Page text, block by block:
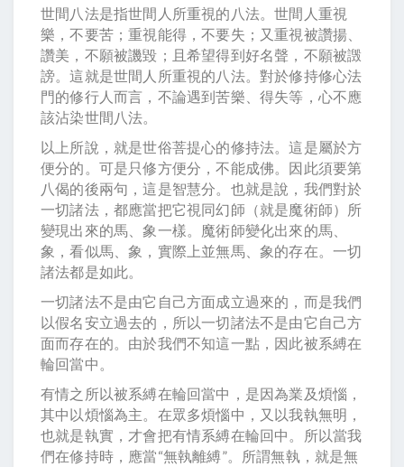
世間八法是指世間人所重視的八法。世間人重視
樂，不要苦；重視能得，不要失；又重視被讚揚、
讚美，不願被譏毀；且希望得到好名聲，不願被譭
謗。這就是世間人所重視的八法。對於修持修心法
門的修行人而言，不論遇到苦樂、得失等，心不應
該沾染世間八法。
以上所說，就是世俗菩提心的修持法。這是屬於方
便分的。可是只修方便分，不能成佛。因此須要第
八偈的後兩句，這是智慧分。也就是說，我們對於
一切諸法，都應當把它視同幻師（就是魔術師）所
變現出來的馬、象一樣。魔術師變化出來的馬、
象，看似馬、象，實際上並無馬、象的存在。一切
諸法都是如此。
一切諸法不是由它自己方面成立過來的，而是我們
以假名安立過去的，所以一切諸法不是由它自己方
面而存在的。由於我們不知這一點，因此被系縛在
輪回當中。
有情之所以被系縛在輪回當中，是因為業及煩惱，
其中以煩惱為主。在眾多煩惱中，又以我執無明，
也就是執實，才會把有情系縛在輪回中。所以當我
們在修持時，應當“無執離縛”。所謂無執，就是無